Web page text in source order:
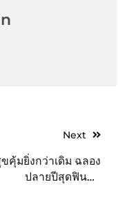
Next
คุ้มยิ่งกว่าเดิม ฉลอง
ปลายปีสุดฟินกับ